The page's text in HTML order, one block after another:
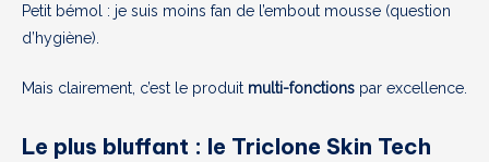
Petit bémol : je suis moins fan de l’embout mousse (question
d’hygiène).
Mais clairement, c’est le produit multi-fonctions par excellence.
Le plus bluffant : le Triclone Skin Tech